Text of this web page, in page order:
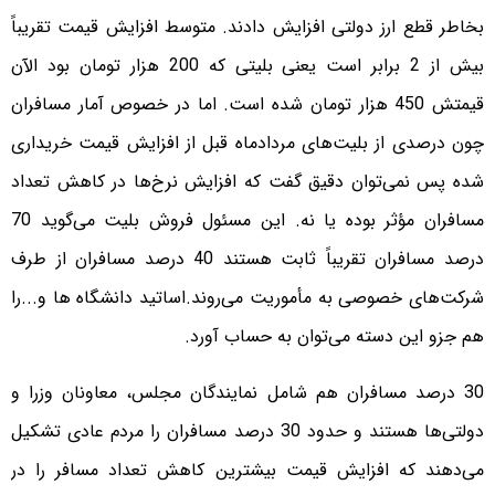
بخاطر قطع ارز دولتی افزایش دادند. متوسط افزایش قیمت تقریباً
بیش از 2 برابر است یعنی بلیتی که 200 هزار تومان بود الآن
قیمتش 450 هزار تومان شده است. اما در خصوص آمار مسافران
چون درصدی از بلیت‌های مردادماه قبل از افزایش قیمت خریداری
شده پس نمی‌توان دقیق گفت که افزایش نرخ‌ها در کاهش تعداد
مسافران مؤثر بوده یا نه. این مسئول فروش بلیت می‌گوید 70
درصد مسافران تقریباً ثابت هستند 40 درصد مسافران از طرف
شرکت‌های خصوصی به مأموریت می‌روند.اساتید دانشگاه ها و...را
هم جزو این دسته می‌توان به حساب آورد.
30 درصد مسافران هم شامل نمایندگان مجلس، معاونان وزرا و
دولتی‌ها هستند و حدود 30 درصد مسافران را مردم عادی تشکیل
می‌دهند که افزایش قیمت بیشترین کاهش تعداد مسافر را در